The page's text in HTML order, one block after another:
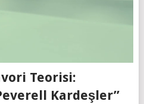
Teorisi:
Kardeşler”